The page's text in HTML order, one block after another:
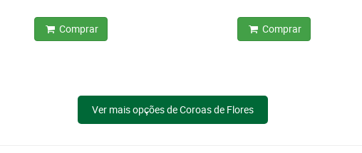
Comprar Comprar
Ver mais opções de Coroas de Flores